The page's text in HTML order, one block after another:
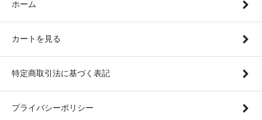
ホーム
カートを見る
特定商取引法に基づく表記
プライバシーポリシー